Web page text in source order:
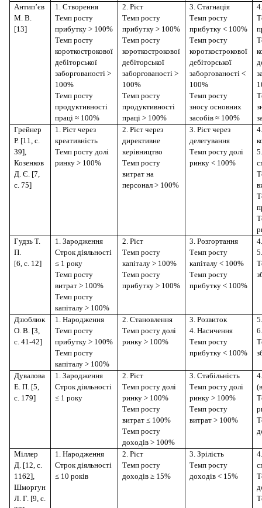
Антип’єв
М. В.
[13]
1. Створення
Темп росту
прибутку > 100%
Темп росту
короткострокової
дебіторської
заборгованості >
100%
Темп росту
продуктивності
праці ≈ 100%
2. Ріст
Темп росту
прибутку > 100%
Темп росту
короткострокової
дебіторської
заборгованості >
100%
Темп росту
продуктивності
праці > 100%
3. Стагнація
Темп росту
прибутку < 100%
Темп росту
короткострокової
дебіторської
заборгованості <
100%
Темп росту
зносу основних
засобів ≈ 100%
Грейнер
Р. [11, с.
39],
Козенков
Д. Є. [7,
с. 75]
1. Ріст через
креативність
Темп росту долі
ринку > 100%
2. Ріст через
директивне
керівництво
Темп росту
витрат на
персонал > 100%
3. Ріст через
делегування
Темп росту долі
ринку < 100%
Гудзь Т.
П.
[6, с. 12]
1. Зародження
Строк діяльності
≤ 1 року
Темп росту
витрат > 100%
Темп росту
капіталу > 100%
2. Ріст
Темп росту
капіталу > 100%
Темп росту
прибутку > 100%
3. Розгортання
Темп росту
капіталу < 100%
Темп росту
прибутку < 100%
Дзюблюк
О. В. [3,
c. 41-42]
1. Народження
Темп росту
прибутку > 100%
Темп росту
капіталу > 100%
2. Становлення
Темп росту долі
ринку > 100%
3. Розвиток
4. Насичення
Темп росту
прибутку < 100%
Дувалова
Е. П. [5,
с. 179]
1. Зародження
Строк діяльності
≤ 1 року
2. Ріст
Темп росту долі
ринку > 100%
Темп росту
витрат ≤ 100%
Темп росту
доходів > 100%
3. Стабільність
Темп росту долі
ринку > 100%
Темп росту
витрат > 100%
Міллер
Д. [12, с.
1162],
Шморгун
Л. Г. [9, с.
1. Народження
Строк діяльності
≤ 10 років
2. Ріст
Темп росту
доходів ≥ 15%
3. Зрілість
Темп росту
доходів < 15%